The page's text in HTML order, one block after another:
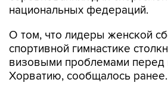
национальных федераций.
О том, что лидеры женской
спортивной гимнастике
визовыми проблемами перед
Хорватию, сообщалось ранее.